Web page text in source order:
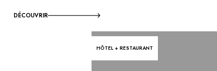
DÉCOUVRIR
HÔTEL + RESTAURANT